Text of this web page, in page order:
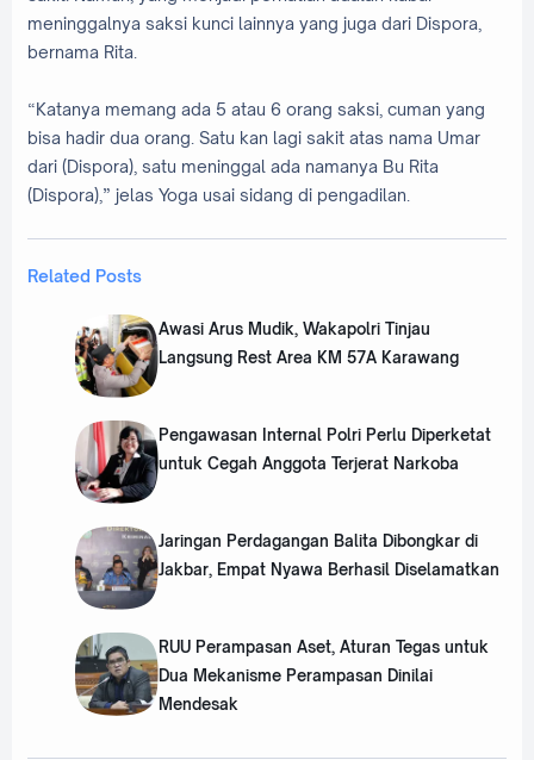
meninggalnya saksi kunci lainnya yang juga dari Dispora,
bernama Rita.
“Katanya memang ada 5 atau 6 orang saksi, cuman yang
bisa hadir dua orang. Satu kan lagi sakit atas nama Umar
dari (Dispora), satu meninggal ada namanya Bu Rita
(Dispora),” jelas Yoga usai sidang di pengadilan.
Related Posts
Awasi Arus Mudik, Wakapolri Tinjau
Langsung Rest Area KM 57A Karawang
Pengawasan Internal Polri Perlu Diperketat
untuk Cegah Anggota Terjerat Narkoba
Jaringan Perdagangan Balita Dibongkar di
Jakbar, Empat Nyawa Berhasil Diselamatkan
RUU Perampasan Aset, Aturan Tegas untuk
Dua Mekanisme Perampasan Dinilai
Mendesak